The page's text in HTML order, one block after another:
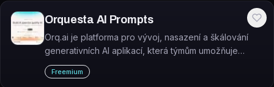
Orquesta AI Prompts
Orq.ai je platforma pro vývoj, nasazení a škálování
generativních AI aplikací, která týmům umožňuje
spravovat AI funkce na jednom místě.
Freemium